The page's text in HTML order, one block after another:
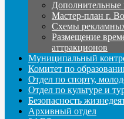
Дополнительные
Мастер-план г.
Схемы
Размещение
аттракционов
Муниципальный
Комитет по
Отдел по спорту,
Отдел по культуре и
Безопасность
Архивный отдел